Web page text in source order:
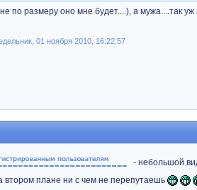
по размеру оно мне будет....), а мужа....так
01 ноября 2010, 16:22:57
- небольшой
втором плане ни с чем не перепутаешь